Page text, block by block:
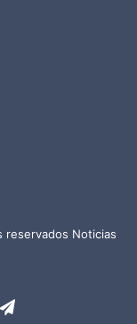
reservados Noticias
Telegram